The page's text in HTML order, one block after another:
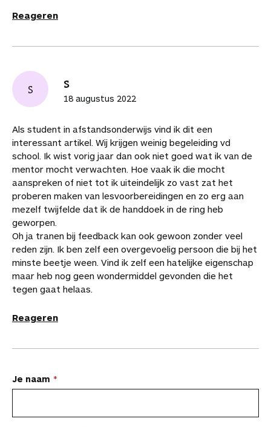
Reageren
S S
18 augustus 2022
Als student in afstandsonderwijs vind ik dit een
interessant artikel. Wij krijgen weinig begeleiding vd
school. Ik wist vorig jaar dan ook niet goed wat ik van de
mentor mocht verwachten. Hoe vaak ik die mocht
aanspreken of niet tot ik uiteindelijk zo vast zat het
proberen maken van lesvoorbereidingen en zo erg aan
mezelf twijfelde dat ik de handdoek in de ring heb
geworpen.
Oh ja tranen bij feedback kan ook gewoon zonder veel
reden zijn. Ik ben zelf een overgevoelig persoon die bij het
minste beetje ween. Vind ik zelf een hatelijke eigenschap
maar heb nog geen wondermiddel gevonden die het
tegen gaat helaas.
Reageren
L
a
Je naam